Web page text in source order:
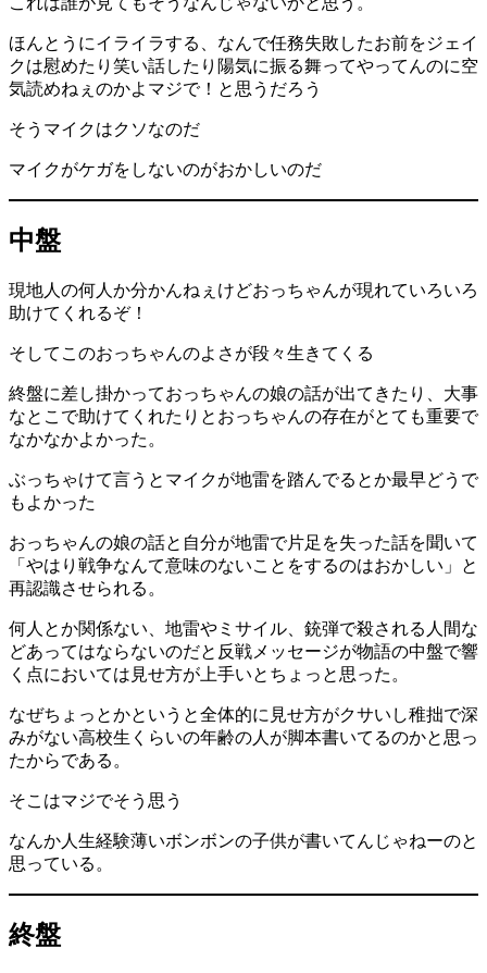
ほんとうにイライラする、なんで任務失敗したお前をジェイ
クは慰めたり笑い話したり陽気に振る舞ってやってんのに空
気読めねぇのかよマジで！と思うだろう
そうマイクはクソなのだ
マイクがケガをしないのがおかしいのだ
中盤
現地人の何人か分かんねぇけどおっちゃんが現れていろいろ
助けてくれるぞ！
そしてこのおっちゃんのよさが段々生きてくる
終盤に差し掛かっておっちゃんの娘の話が出てきたり、大事
なとこで助けてくれたりとおっちゃんの存在がとても重要で
なかなかよかった。
ぶっちゃけて言うとマイクが地雷を踏んでるとか最早どうで
もよかった
おっちゃんの娘の話と自分が地雷で片足を失った話を聞いて
「やはり戦争なんて意味のないことをするのはおかしい」と
再認識させられる。
何人とか関係ない、地雷やミサイル、銃弾で殺される人間な
どあってはならないのだと反戦メッセージが物語の中盤で響
く点においては見せ方が上手いとちょっと思った。
なぜちょっとかというと全体的に見せ方がクサいし稚拙で深
みがない高校生くらいの年齢の人が脚本書いてるのかと思っ
たからである。
そこはマジでそう思う
なんか人生経験薄いボンボンの子供が書いてんじゃねーのと
思っている。
終盤